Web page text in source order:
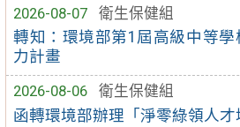
2026-08-07
衛生保健組
轉知：環境部第1屆高級中等
力計畫
2026-08-06
衛生保健組
函轉環境部辦理「淨零綠領人才